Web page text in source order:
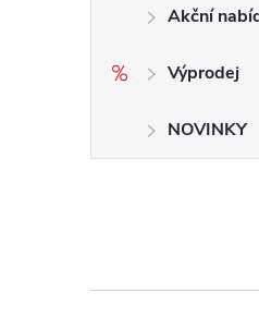
Akční
Výprodej
NOVINKY
Kód: 268